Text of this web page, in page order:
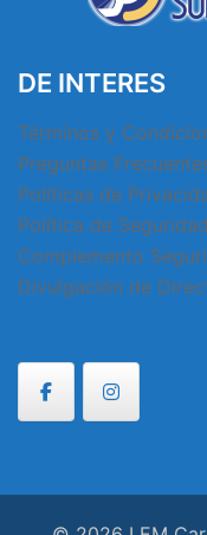
DE INTERES
Términos y
Preguntas
Politicas de
Política de
Complemento
Divulgación de